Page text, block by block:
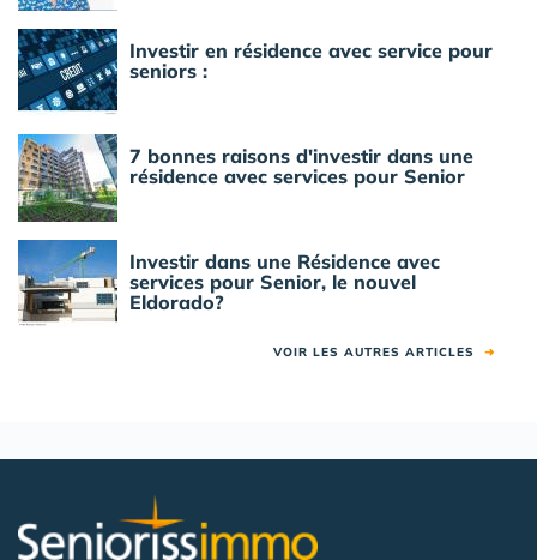
Investir en résidence avec service pour
seniors :
7 bonnes raisons d'investir dans une
résidence avec services pour Senior
Investir dans une Résidence avec
services pour Senior, le nouvel
Eldorado?
VOIR LES AUTRES ARTICLES ➜